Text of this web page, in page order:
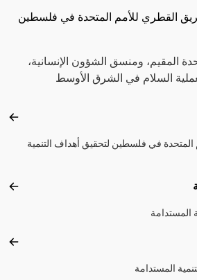
القطري للأمم المتحدة في فلسطين
المقيم، ومنسق الشؤون الإنسانية،
السلام في الشرق الأوسط
عن
في فلسطين لتحقيق أهداف التنمية
المستدامة
المستدامة